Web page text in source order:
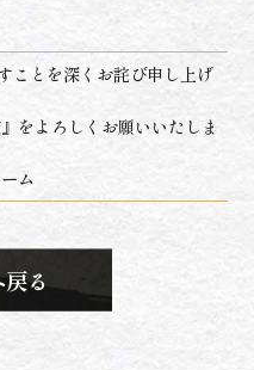
ことを深くお詫び申し上げ
をよろしくお願いいたしま
ム
る